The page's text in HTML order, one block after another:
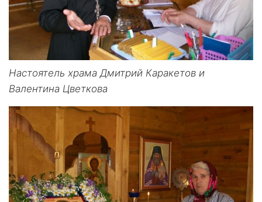
Настоятель храма Дмитрий Каракетов и
Валентина Цветкова